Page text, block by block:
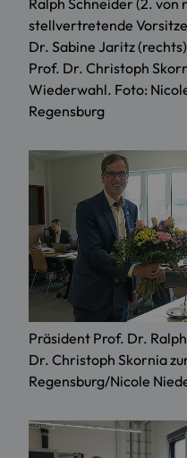
Ralph Schneider (2. von
stellvertretende
Dr. Sabine Jaritz
Prof. Dr. Christoph
Wiederwahl. Foto:
Regensburg
Präsident Prof. Dr.
Dr. Christoph Skornia
Regensburg/Nicole